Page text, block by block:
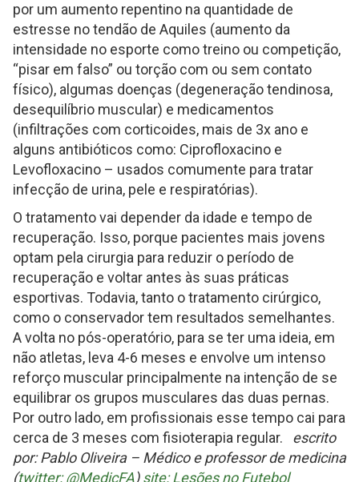
por um aumento repentino na quantidade de
estresse no tendão de Aquiles (aumento da
intensidade no esporte como treino ou competição,
“pisar em falso” ou torção com ou sem contato
físico), algumas doenças (degeneração tendinosa,
desequilíbrio muscular) e medicamentos
(infiltrações com corticoides, mais de 3x ano e
alguns antibióticos como: Ciprofloxacino e
Levofloxacino – usados comumente para tratar
infecção de urina, pele e respiratórias).
O tratamento vai depender da idade e tempo de
recuperação. Isso, porque pacientes mais jovens
optam pela cirurgia para reduzir o período de
recuperação e voltar antes às suas práticas
esportivas. Todavia, tanto o tratamento cirúrgico,
como o conservador tem resultados semelhantes.
A volta no pós-operatório, para se ter uma ideia, em
não atletas, leva 4-6 meses e envolve um intenso
reforço muscular principalmente na intenção de se
equilibrar os grupos musculares das duas pernas.
Por outro lado, em profissionais esse tempo cai para
cerca de 3 meses com fisioterapia regular. escrito
por: Pablo Oliveira – Médico e professor de medicina
(twitter: @MedicFA) site: Lesões no Futebol